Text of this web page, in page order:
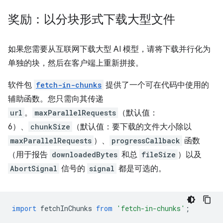
奖励：以分块形式下载大型文件
如果您需要从互联网下载大型 AI 模型，请将下载并行化为
单独的块，然后在客户端上重新拼接。
软件包 fetch-in-chunks 提供了一个可在代码中使用的
辅助函数。您只需向其传递
url 。 maxParallelRequests
（默认值：
6）、
chunkSize （默认值：要下载的文件大小除以
maxParallelRequests ）、 progressCallback 函数
（用于报告 downloadedBytes 和总 fileSize ）以及
AbortSignal 信号的 signal 都是可选的。
import fetchInChunks from 'fetch-in-chunks' ;